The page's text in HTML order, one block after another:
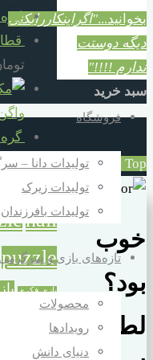
فروشگاه
تولیدات دانا –
تولیدات زیرک
تولیدات بافرزندان
تازه‌های بازی و سرگرمی
محصولات
رویدادها
دنیای دانش
بخوانید..."اگراینکاررابکنی
دیگه دوستت
ندارم !!!!"
گره
برچسب
nail
puzzle
بازی فکری
سبد خرید
Back to Top
خوب
بود؟
لطفا به